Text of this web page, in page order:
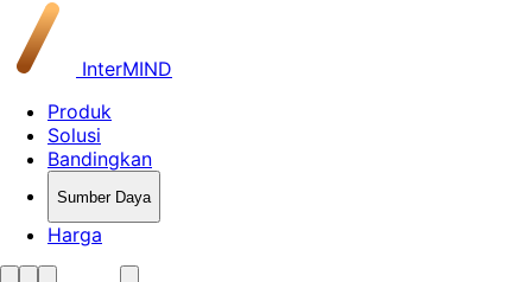
InterMIND
Produk
Solusi
Bandingkan
Sumber Daya
Harga